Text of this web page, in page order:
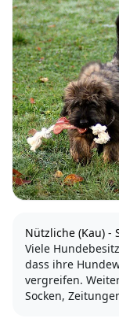
Nützliche (Kau) -
Viele
dass ihre
vergreifen.
Socken,